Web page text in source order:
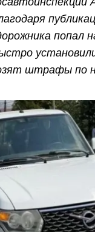
попал
штрафы по